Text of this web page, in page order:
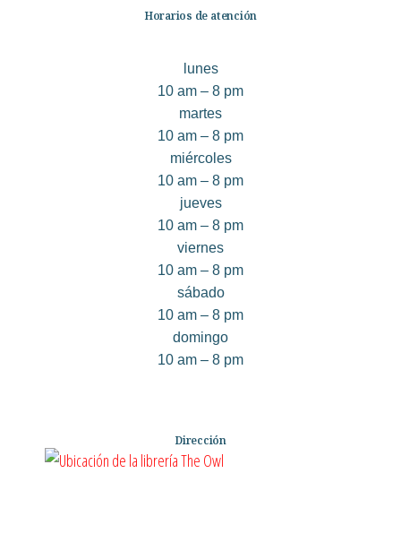
Horarios de atención
lunes
10 am – 8 pm
martes
10 am – 8 pm
miércoles
10 am – 8 pm
jueves
10 am – 8 pm
viernes
10 am – 8 pm
sábado
10 am – 8 pm
domingo
10 am – 8 pm
Dirección